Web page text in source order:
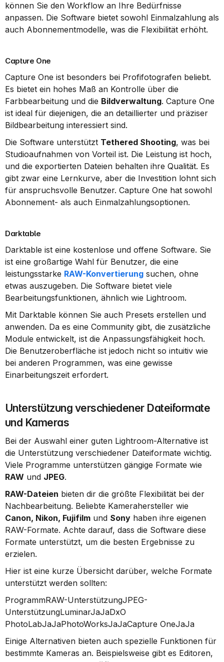
können Sie den Workflow an Ihre Bedürfnisse
anpassen. Die Software bietet sowohl Einmalzahlung als
auch Abonnementmodelle, was die Flexibilität erhöht.
Capture One
Capture One ist besonders bei Profifotografen beliebt.
Es bietet ein hohes Maß an Kontrolle über die
Farbbearbeitung und die Bildverwaltung. Capture One
ist ideal für diejenigen, die an detaillierter und präziser
Bildbearbeitung interessiert sind.
Die Software unterstützt Tethered Shooting, was bei
Studioaufnahmen von Vorteil ist. Die Leistung ist hoch,
und die exportierten Dateien behalten ihre Qualität. Es
gibt zwar eine Lernkurve, aber die Investition lohnt sich
für anspruchsvolle Benutzer. Capture One hat sowohl
Abonnement- als auch Einmalzahlungsoptionen.
Darktable
Darktable ist eine kostenlose und offene Software. Sie
ist eine großartige Wahl für Benutzer, die eine
leistungsstarke RAW-Konvertierung suchen, ohne
etwas auszugeben. Die Software bietet viele
Bearbeitungsfunktionen, ähnlich wie Lightroom.
Mit Darktable können Sie auch Presets erstellen und
anwenden. Da es eine Community gibt, die zusätzliche
Module entwickelt, ist die Anpassungsfähigkeit hoch.
Die Benutzeroberfläche ist jedoch nicht so intuitiv wie
bei anderen Programmen, was eine gewisse
Einarbeitungszeit erfordert.
Unterstützung verschiedener Dateiformate
und Kameras
Bei der Auswahl einer guten Lightroom-Alternative ist
die Unterstützung verschiedener Dateiformate wichtig.
RAW und JPEG.
RAW-Dateien bieten dir die größte Flexibilität bei der
Canon, Nikon, Fujifilm und Sony haben ihre eigenen
RAW-Formate. Achte darauf, dass die Software diese
Formate unterstützt, um die besten Ergebnisse zu
erzielen.
Hier ist eine kurze Übersicht darüber, welche Formate
unterstützt werden sollten:
ProgrammRAW-UnterstützungJPEG-
UnterstützungLuminarJaJaDxO
PhotoLabJaJaPhotoWorksJaJaCapture OneJaJa
Einige Alternativen bieten auch spezielle Funktionen für
bestimmte Kameras an. Beispielsweise gibt es Editoren,